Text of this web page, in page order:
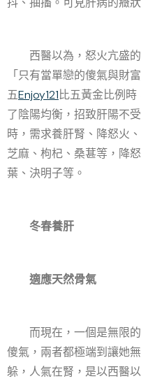
西醫以為，怒火亢盛的
「只有當單戀的傻氣與財富
五Enjoy121比五黃金比例時
了陰陽均衡，招致肝陽不
時，需求養肝腎、降怒火
芝麻、枸杞、桑葚等，降
葉、決明子等。
冬春養肝
適應天然骨氣
而現在，一個是無限的
傻氣，兩者都極端到讓她
躲，人氣在腎，是以西醫